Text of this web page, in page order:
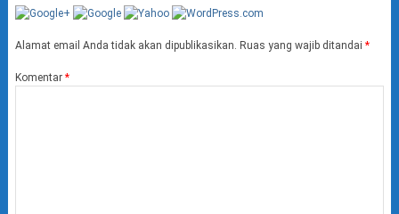
Alamat email Anda tidak akan dipublikasikan. Ruas yang wajib ditandai *
Komentar *